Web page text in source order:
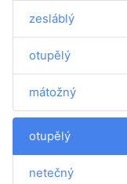
zesláblý
otupělý
mátožný
otupělý
netečný